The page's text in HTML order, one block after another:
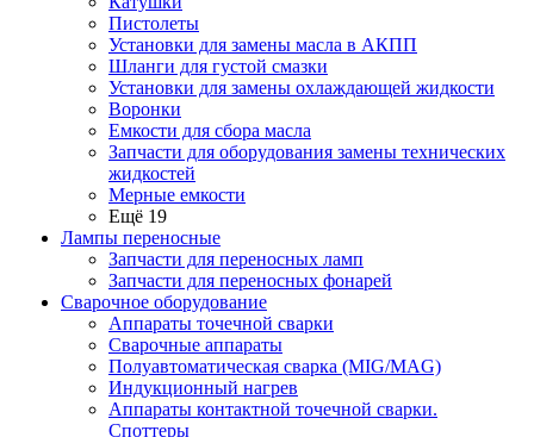
Пистолеты
Установки для замены масла в АКПП
Шланги для густой смазки
Установки для замены охлаждающей жидкости
Воронки
Емкости для сбора масла
Запчасти для оборудования замены технических
жидкостей
Мерные емкости
Ещё 19
Лампы переносные
Запчасти для переносных ламп
Запчасти для переносных фонарей
Сварочное оборудование
Аппараты точечной сварки
Сварочные аппараты
Полуавтоматическая сварка (MIG/MAG)
Индукционный нагрев
Аппараты контактной точечной сварки.
Споттеры